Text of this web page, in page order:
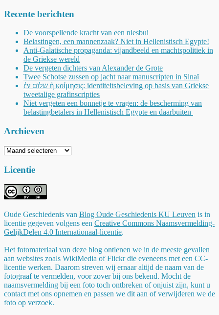
Recente berichten
De voorspellende kracht van een niesbui
Belastingen, een mannenzaak? Niet in Hellenistisch Egypte!
Anti-Galatische propaganda: vijandbeeld en machtspolitiek in
de Griekse wereld
De vergeten dichters van Alexander de Grote
Twee Schotse zussen op jacht naar manuscripten in Sinaï
ἐν שלום ἡ κοίμησις: identiteitsbeleving op basis van Griekse
tweetalige grafinscripties
Niet vergeten een bonnetje te vragen: de bescherming van
belastingbetalers in Hellenistisch Egypte en daarbuiten
Archieven
Archieven
Licentie
Oude Geschiedenis van Blog Oude Geschiedenis KU Leuven is in
licentie gegeven volgens een Creative Commons Naamsvermelding-
GelijkDelen 4.0 Internationaal-licentie.
Het fotomateriaal van deze blog ontlenen we in de meeste gevallen
aan websites zoals WikiMedia of Flickr die eveneens met een CC-
licentie werken. Daarom streven wij ernaar altijd de naam van de
fotograaf te vermelden, voor zover bij ons bekend. Mocht de
naamsvermelding bij een foto toch ontbreken of onjuist zijn, kunt u
contact met ons opnemen en passen we dit aan of verwijderen we de
foto op verzoek.